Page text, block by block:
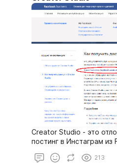
Creator Studio - это
постинг в Инстаграм из
213